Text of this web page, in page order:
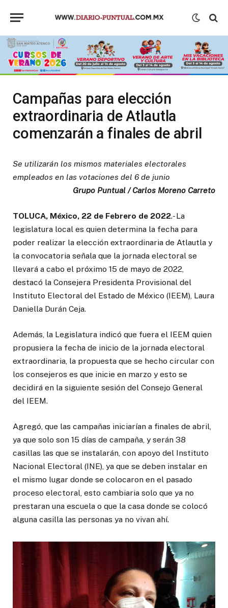
Campañas para elección
extraordinaria de Atlautla
comenzarán a finales de abril
Se utilizarán los mismos materiales electorales
empleados en las votaciones del 6 de junio
Grupo Puntual / Carlos Moreno Carreto
TOLUCA, México, 22 de Febrero de 2022.- La
legislatura local es quien determina la fecha para
poder realizar la elección extraordinaria de Atlautla y
la convocatoria señala que la jornada electoral se
llevará a cabo el próximo 15 de mayo de 2022,
destacó la Consejera Presidenta Provisional del
Instituto Electoral del Estado de México (IEEM), Laura
Daniella Durán Ceja.
Además, la Legislatura indicó que fuera el IEEM quien
propusiera la fecha de inicio de la jornada electoral
extraordinaria, la propuesta que se hecho circular con
los consejeros es que inicie en marzo y esto se
decidirá en la siguiente sesión del Consejo General
del IEEM.
Agregó, que las campañas iniciarían a finales de abril,
ya que solo son 15 días de campaña, y serán 38
casillas las que se instalarán, con apoyo del Instituto
Nacional Electoral (INE), ya que se deben instalar en
el mismo lugar donde se colocaron en el pasado
proceso electoral, esto cambiaria solo que ya no
prestaran una escuela o que la casa donde se colocó
alguna casilla las personas ya no vivan ahí.